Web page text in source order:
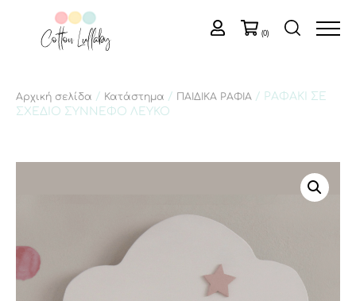
(0)
Αρχική σελίδα / Κατάστημα / ΠΑΙΔΙΚΑ ΡΑΦΙΑ / ΡΑΦΑΚΙ ΣΕ
ΣΧΕΔΙΟ ΣΥΝΝΕΦΟ ΛΕΥΚΟ